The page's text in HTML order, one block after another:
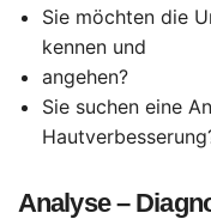
Sie möchten die
kennen und
angehen?
Sie suchen eine
Analyse –